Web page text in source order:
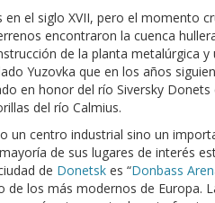
el siglo XVII, pero el momento
encontraron la cuenca
de la planta metalúrgica
Yuzovka que en los años
en honor del río Siversky
del río Calmius.
un centro industrial sino un
de sus lugares de interés
de Donetsk es “Donbass
los más modernos de Europa.